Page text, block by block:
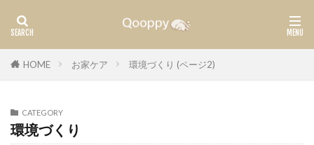
HOME お家ケア 環境づくり (ページ2)
CATEGORY
環境づくり
カテゴリー
タグ
腫瘍